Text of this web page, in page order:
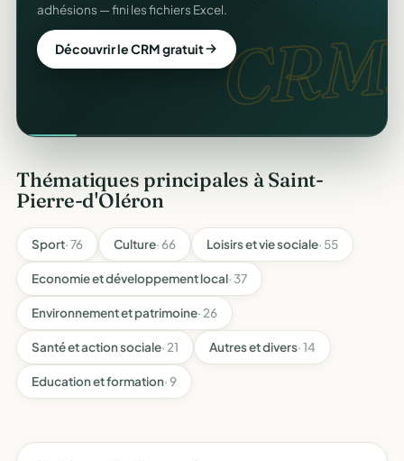
CRM.
adhésions — fini les fichiers Excel.
Découvrir le CRM gratuit
Thématiques principales à Saint-
Pierre-d'Oléron
Sport· 76 Culture· 66 Loisirs et vie sociale· 55
Economie et développement local· 37
Environnement et patrimoine· 26
Santé et action sociale· 21 Autres et divers· 14
Education et formation· 9